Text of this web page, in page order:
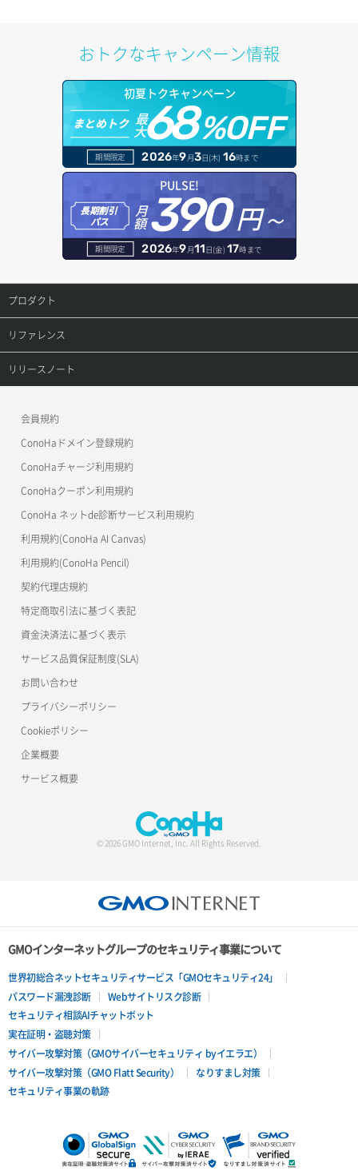
イメージ詳細取得
アタッチ済みポート詳細取得
アタッチ済みボリューム一覧
アタッチ済みボリューム詳細取得
コンソールURL発行
サーバーに紐づくアドレス取得
サーバーに紐づくアドレス取得（ネットワーク指定）
サーバープラン一覧取得
サーバープラン変更
サーバープラン詳細一覧取得
サーバープラン詳細取得
サーバーメタデータ取得
サーバーメタデータ更新（ネームタグ変更）
サーバー一覧取得
サーバー作成
サーバー再構築（OS再インストール）
サーバー利用状況グラフ（ディスクIO）
サーバー削除
ポートデタッチ
ボリュームアタッチ
ボリュームデタッチ
サブネット詳細取得
セキュリティグループ ルール一覧取得
セキュリティグループ ルール作成
セキュリティグループ ルール削除
セキュリティグループ ルール詳細取得
セキュリティグループ一覧取得
ネットワーク一覧取得
ネットワーク作成（ローカルネットワーク用）
ネットワーク削除（ローカルネットワーク用）
ネットワーク詳細取得
ポート一覧取得
ポート作成（ローカルネットワーク用）
ポート作成（追加IP用）
ポート削除
ポート詳細取得
ヘルスモニタ一覧取得
ヘルスモニタ作成
ヘルスモニタ削除
ヘルスモニタ更新
ヘルスモニタ詳細取得
メンバー更新
メンバー詳細取得
メンバー追加
リスナー作成
リスナー削除
リスナー更新
リスナー詳細取得
ロードバランサー一覧取得
ロードバランサー削除
ロードバランサー更新
ロードバランサー詳細取得
ロードバランサー追加
オブジェクトダウンロード
オブジェクトバージョン管理
オブジェクト一覧取得
オブジェクト削除
オブジェクト削除予約
オブジェクト複製
オブジェクト詳細取得
コンテナ一覧取得
コンテナ作成
コンテナ削除
ラージオブジェクトアップロード(DLO)
一時的Web公開
ドメイン情報登録
ドメイン詳細取得
レコード一覧取得
レコード作成
レコード更新
レコード詳細取得
おトクなキャンペーン情報
初夏トクキャンペーン
まとめトク 最
大68%OFF
期間限定 2026年9月3日(木) 16時まで
PULSE!
長期割引
パス
月
額390円～
期間限定 2026年9月11日(金) 17時まで
プロダクト
プロダクトトップ
ConoHa VPS(Ver.3.0)
ConoHa for GAME
リファレンス
リファレンストップ
OpenStack CLI
Terraform
s3cmd
公開API(ConoHa VPS Ver.2.0)
リリースノート
会員規約
ConoHaドメイン登録規約
ConoHaチャージ利用規約
ConoHaクーポン利用規約
ConoHa ネットde診断サービス利用規約
利用規約(ConoHa AI Canvas)
利用規約(ConoHa Pencil)
契約代理店規約
特定商取引法に基づく表記
資金決済法に基づく表示
サービス品質保証制度(SLA)
お問い合わせ
プライバシーポリシー
Cookieポリシー
企業概要
サービス概要
© 2026 GMO Internet, Inc. All Rights Reserved.
GMOインターネットグループのセキュリティ事業について
世界初総合ネットセキュリティサービス「GMOセキュリティ24」
パスワード漏洩診断
Webサイトリスク診断
セキュリティ相談AIチャットボット
実在証明・盗聴対策
サイバー攻撃対策（GMOサイバーセキュリティ byイエラエ）
サイバー攻撃対策（GMO Flatt Security）
なりすまし対策
セキュリティ事業の軌跡